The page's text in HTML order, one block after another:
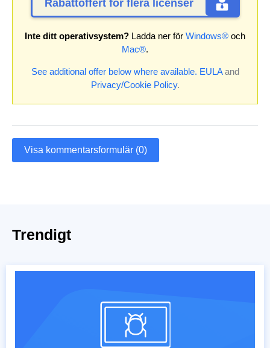
Rabattoffert för flera licenser
Inte ditt operativsystem? Ladda ner för Windows® och
Mac®.
See additional offer below where available. EULAand
Privacy/Cookie Policy.
Visa kommentarsformulär (0)
Trendigt